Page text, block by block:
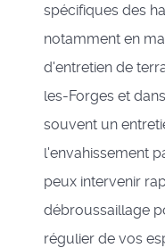
spécifiques des
notamment en
d'entretien de
les-Forges et
souvent un
l'envahissement
peux intervenir
débroussaillage
régulier de vos